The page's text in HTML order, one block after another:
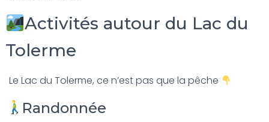
Activités autour du Lac du
Tolerme
Le Lac du Tolerme, ce n’est pas que la pêche
Randonnée